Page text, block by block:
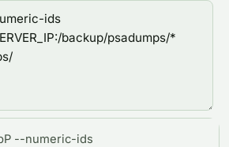
--numeric-ids